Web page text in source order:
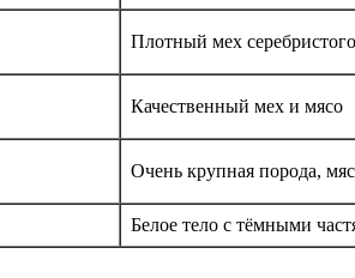
Плотный мех
Качественный мех и мясо
Очень крупная порода,
Белое тело с тёмными